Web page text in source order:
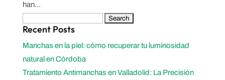
han...
for:
Recent Posts
Manchas en la piel: cómo recuperar tu luminosidad
natural en Córdoba
Tratamiento Antimanchas en Valladolid: La Precisión